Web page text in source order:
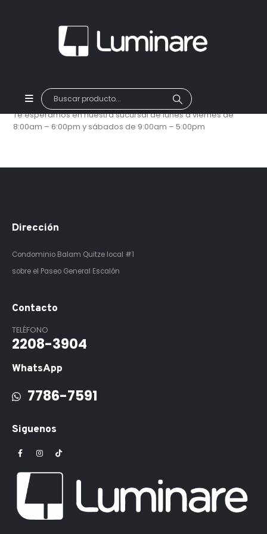
Te esperamos en nuestra sucursal de lunes a viernes de
8:00am – 6:00pm y sábados de 9:00am – 5:00pm
Dirección
Condominio Balam Quitze local #1
sobre el Paseo General Escalón
Contacto
TELÉFONO
2208-3904
WhatsApp
7786-7591
Siguenos